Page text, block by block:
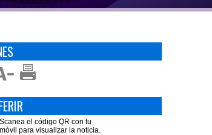
Scanea el código QR con tu
móvil para visualizar la noticia.